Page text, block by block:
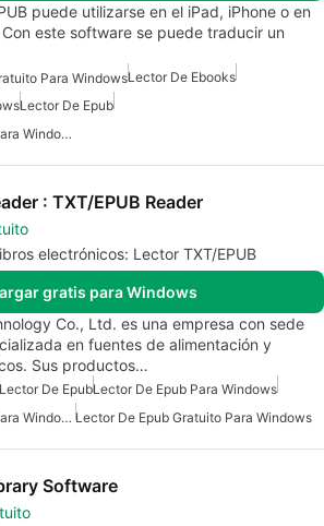
puede utilizarse en el iPad, iPhone o en
este software se puede traducir un
Para WindowsLector De Ebooks
Lector De Epub
Lector De Libros Gratuito Para Windows
: TXT/EPUB Reader
electrónicos: Lector TXT/EPUB
gratis para Windows
Co., Ltd. es una empresa con sede
en fuentes de alimentación y
Sus productos…
Lector De EpubLector De Epub Para Windows
Lector De Libros Gratuito Para Windows Lector De Epub Gratuito Para Windows
Software